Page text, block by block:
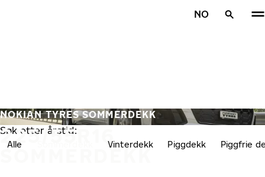
NO
225/55R16
SOMMERDEKK
NOKIAN TYRES SOMMERDEKK
Søk etter årstid:
Alle Vinterdekk Piggdekk Piggfrie